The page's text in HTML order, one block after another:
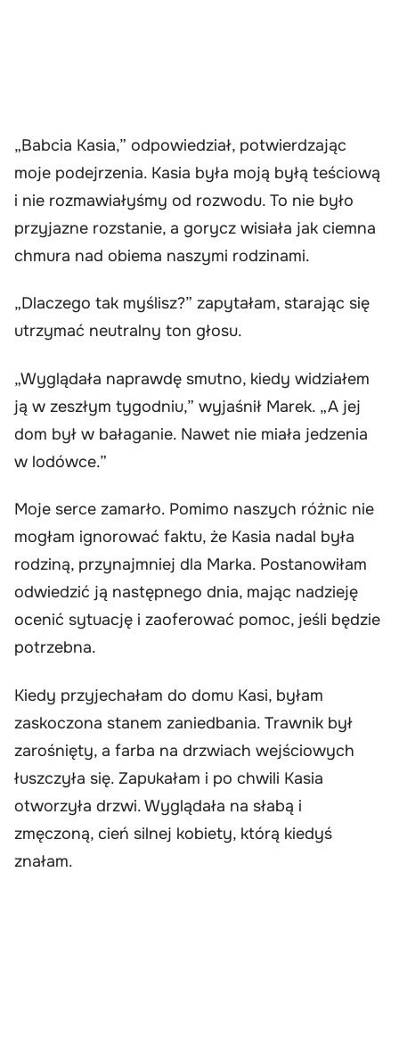
„Babcia Kasia,” odpowiedział, potwierdzając
moje podejrzenia. Kasia była moją byłą teściową
i nie rozmawiałyśmy od rozwodu. To nie było
przyjazne rozstanie, a gorycz wisiała jak ciemna
chmura nad obiema naszymi rodzinami.
„Dlaczego tak myślisz?” zapytałam, starając się
utrzymać neutralny ton głosu.
„Wyglądała naprawdę smutno, kiedy widziałem
ją w zeszłym tygodniu,” wyjaśnił Marek. „A jej
dom był w bałaganie. Nawet nie miała jedzenia
w lodówce.”
Moje serce zamarło. Pomimo naszych różnic nie
mogłam ignorować faktu, że Kasia nadal była
rodziną, przynajmniej dla Marka. Postanowiłam
odwiedzić ją następnego dnia, mając nadzieję
ocenić sytuację i zaoferować pomoc, jeśli będzie
potrzebna.
Kiedy przyjechałam do domu Kasi, byłam
zaskoczona stanem zaniedbania. Trawnik był
zarośnięty, a farba na drzwiach wejściowych
łuszczyła się. Zapukałam i po chwili Kasia
otworzyła drzwi. Wyglądała na słabą i
zmęczoną, cień silnej kobiety, którą kiedyś
znałam.